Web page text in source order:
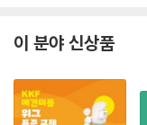
려인들이 개의 눈이 아니
가 있다고 고백한다. 이
‘개의 입장에서 풀어낸 과
개를 바라본다는 건 어떤
이 분야 신상품